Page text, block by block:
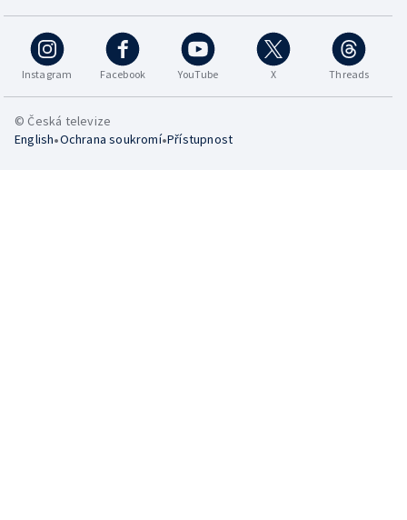
Instagram Facebook YouTube X Threads
© Česká televize
English•Ochrana soukromí•Přístupnost